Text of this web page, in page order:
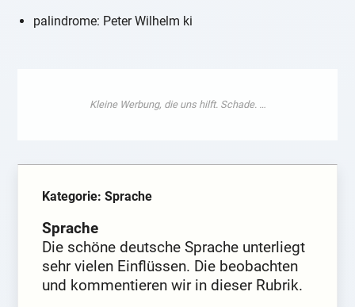
palindrome: Peter Wilhelm ki
Kategorie: Sprache
Sprache
Die schöne deutsche Sprache unterliegt
sehr vielen Einflüssen. Die beobachten
und kommentieren wir in dieser Rubrik.